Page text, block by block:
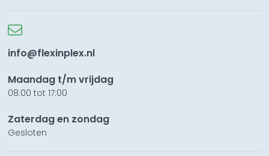
info@flexinplex.nl
Maandag t/m vrijdag
08:00 tot 17:00
Zaterdag en zondag
Gesloten